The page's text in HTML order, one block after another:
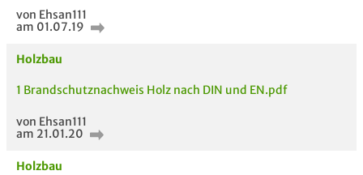
von Ehsan111
am 01.07.19
Holzbau
1 Brandschutznachweis Holz nach DIN und EN.pdf
von Ehsan111
am 21.01.20
Holzbau